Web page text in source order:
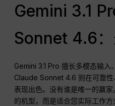
Gemini 3.1
Sonnet 4.6
Gemini 3.1 Pro 擅长多模态输入
Claude Sonnet 4.6 则在可靠
表现出色。没有谁是唯一的赢
的机型，而是适合您实际工作方